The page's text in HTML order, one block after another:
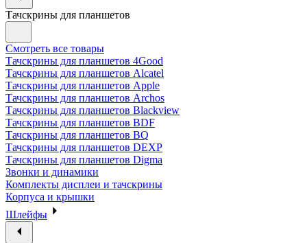
Тачскрины для планшетов
Смотреть все товары
Тачскрины для планшетов 4Good
Тачскрины для планшетов Alcatel
Тачскрины для планшетов Apple
Тачскрины для планшетов Archos
Тачскрины для планшетов Blackview
Тачскрины для планшетов BDF
Тачскрины для планшетов BQ
Тачскрины для планшетов DEXP
Тачскрины для планшетов Digma
Звонки и динамики
Комплекты дисплеи и тачскрины
Корпуса и крышки
Шлейфы